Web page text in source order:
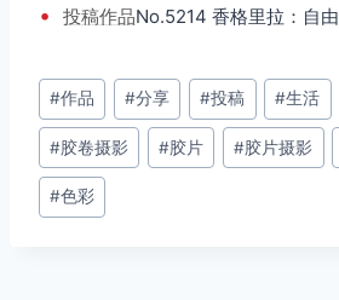
• 投稿作品No.5214 香格里拉：自由
文
章
标
签：
#作品 #分享 #投稿 #生活
#胶卷摄影 #胶片 #胶片摄影
#色彩